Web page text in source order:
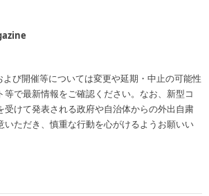
び開催等については変更や延期・中止の可能性
等で最新情報をご確認ください。なお、新型コ
受けて発表される政府や自治体からの外出自粛
いただき、慎重な行動を心がけるようお願いい